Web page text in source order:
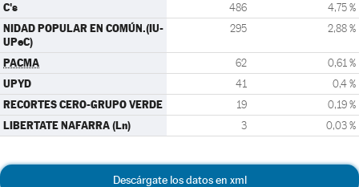
C's 486 4,75 %
NIDAD POPULAR EN COMÚN.(IU-
UPeC)
295 2,88 %
PACMA 62 0,61 %
UPYD 41 0,4 %
RECORTES CERO-GRUPO VERDE 19 0,19 %
LIBERTATE NAFARRA (Ln) 3 0,03 %
Descárgate los datos en xml